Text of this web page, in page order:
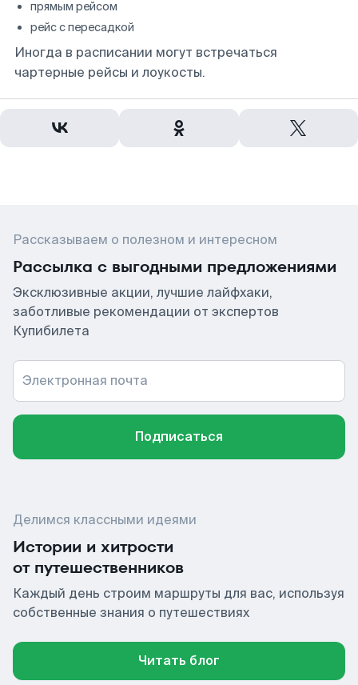
прямым рейсом
рейс с пересадкой
Иногда в расписании могут встречаться
чартерные рейсы и лоукосты.
Рассказываем о полезном и интересном
Рассылка с выгодными предложениями
Эксклюзивные акции, лучшие лайфхаки,
заботливые рекомендации от экспертов
Купибилета
Электронная почта
Подписаться
Делимся классными идеями
Истории и хитрости
от путешественников
Каждый день строим маршруты для вас, используя
собственные знания о путешествиях
Читать блог